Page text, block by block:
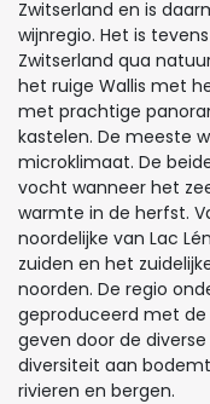
Zwitserland en is
wijnregio. Het is
Zwitserland qua
het ruige Wallis met
met prachtige
kastelen. De meeste
microklimaat. De
vocht wanneer het
warmte in de herfst.
noordelijke van Lac
zuiden en het
noorden. De regio
geproduceerd met de
geven door de
diversiteit aan
rivieren en bergen.